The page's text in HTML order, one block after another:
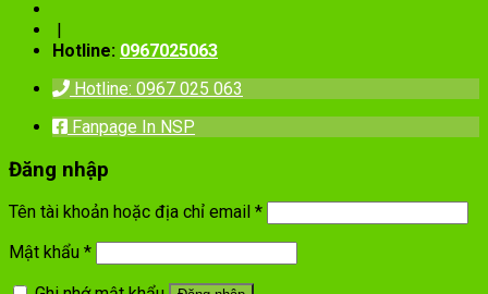
|
Hotline: 0967025063
Hotline: 0967 025 063
Fanpage In NSP
Đăng nhập
Tên tài khoản hoặc địa chỉ email *
Mật khẩu *